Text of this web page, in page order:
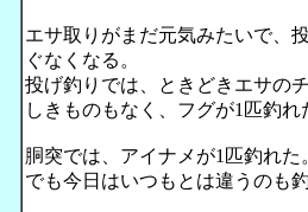
エサ取りがまだ元気みたいで、
ぐなくなる。
投げ釣りでは、ときどきエサの
しきものもなく、フグが1匹釣れ
胴突では、アイナメが1匹釣れた
でも今日はいつもとは違うのも釣